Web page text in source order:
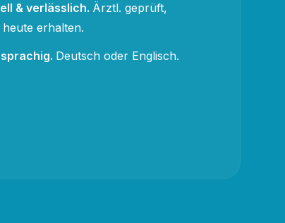
& verlässlich. Ärztl. geprüft,
erhalten.
. Deutsch oder Englisch.